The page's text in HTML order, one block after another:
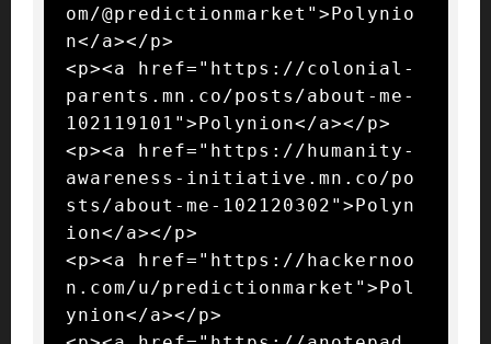
om/@predictionmarket">Polynio
n</a></p>
<p><a href="https://colonial-
parents.mn.co/posts/about-me-
102119101">Polynion</a></p>
<p><a href="https://humanity-
awareness-initiative.mn.co/po
sts/about-me-102120302">Polyn
ion</a></p>
<p><a href="https://hackernoo
n.com/u/predictionmarket">Pol
ynion</a></p>